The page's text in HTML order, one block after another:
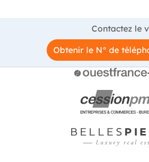
Contactez le
Obtenir le N° de